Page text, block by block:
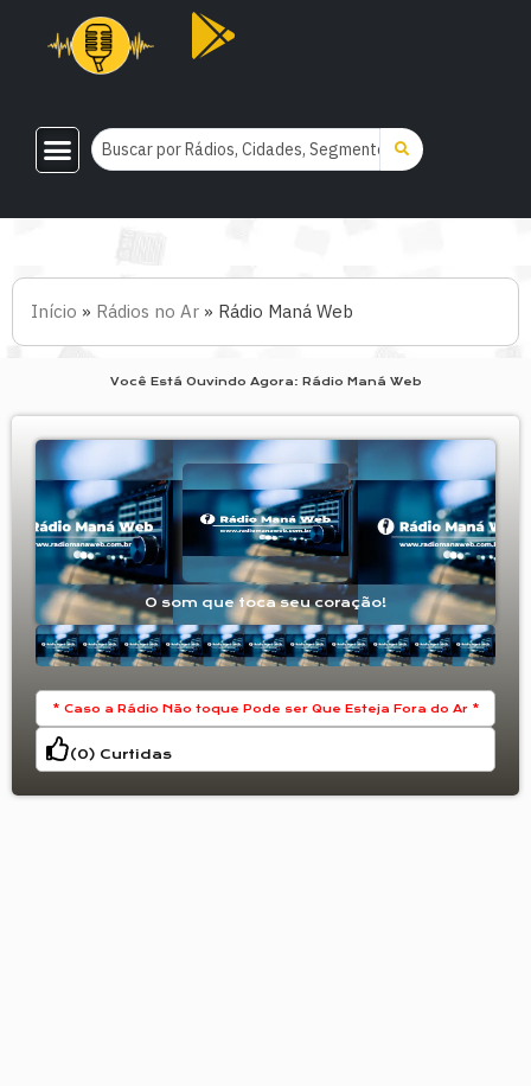
Início » Rádios no Ar » Rádio Maná Web
Você Está Ouvindo Agora: Rádio Maná Web
O som que toca seu coração!
* Caso a Rádio Não toque Pode ser Que Esteja Fora do Ar *
(0) Curtidas